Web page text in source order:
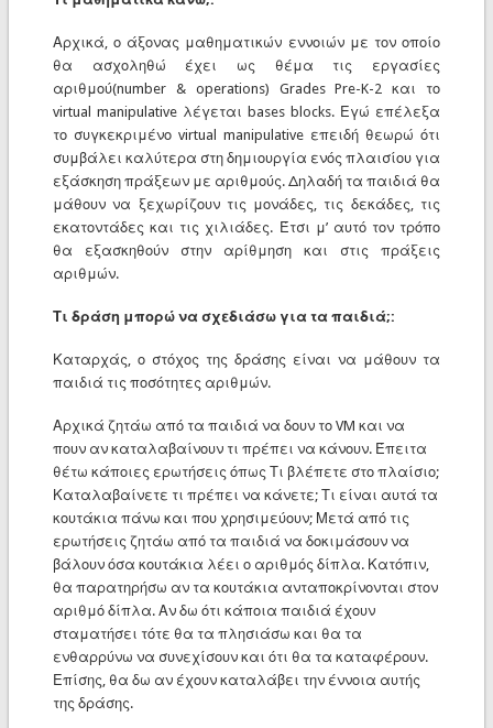
Αρχικά, ο άξονας μαθηματικών εννοιών με τον οποίο
θα ασχοληθώ έχει ως θέμα τις εργασίες
αριθμού(number & operations) Grades Pre-K-2 και το
virtual manipulative λέγεται bases blocks. Εγώ επέλεξα
το συγκεκριμένο virtual manipulative επειδή θεωρώ ότι
συμβάλει καλύτερα στη δημιουργία ενός πλαισίου για
εξάσκηση πράξεων με αριθμούς. Δηλαδή τα παιδιά θα
μάθουν να ξεχωρίζουν τις μονάδες, τις δεκάδες, τις
εκατοντάδες και τις χιλιάδες. Έτσι μ’ αυτό τον τρόπο
θα εξασκηθούν στην αρίθμηση και στις πράξεις
αριθμών.
Τι δράση μπορώ να σχεδιάσω για τα παιδιά;:
Καταρχάς, ο στόχος της δράσης είναι να μάθουν τα
παιδιά τις ποσότητες αριθμών.
Αρχικά ζητάω από τα παιδιά να δουν το VM και να
πουν αν καταλαβαίνουν τι πρέπει να κάνουν. Έπειτα
θέτω κάποιες ερωτήσεις όπως Τι βλέπετε στο πλαίσιο;
Καταλαβαίνετε τι πρέπει να κάνετε; Τι είναι αυτά τα
κουτάκια πάνω και που χρησιμεύουν; Μετά από τις
ερωτήσεις ζητάω από τα παιδιά να δοκιμάσουν να
βάλουν όσα κουτάκια λέει ο αριθμός δίπλα. Κατόπιν,
θα παρατηρήσω αν τα κουτάκια ανταποκρίνονται στον
αριθμό δίπλα. Αν δω ότι κάποια παιδιά έχουν
σταματήσει τότε θα τα πλησιάσω και θα τα
ενθαρρύνω να συνεχίσουν και ότι θα τα καταφέρουν.
Επίσης, θα δω αν έχουν καταλάβει την έννοια αυτής
της δράσης.